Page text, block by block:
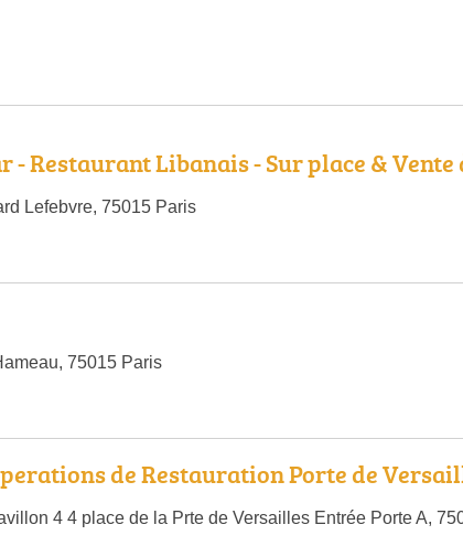
- Restaurant Libanais - Sur place &
Lefebvre, 75015 Paris
75015 Paris
de Restauration Porte de
4 4 place de la Prte de Versailles Entrée Porte A,